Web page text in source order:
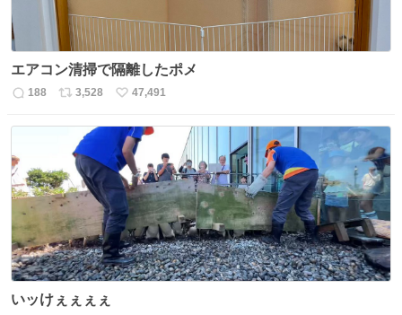
エアコン清掃で隔離したポメ
返
188
リ
数
3,528
い
ね
数
47,491
いッけぇぇぇぇ